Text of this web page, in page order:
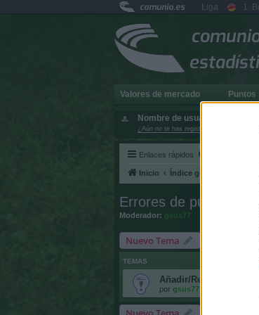
comunio.es Liga 1.
Valores de mercado Puntos
Nombre de usuario:
¿Aún no te has registrado?
Enlaces rápidos
Inicio Índice general
Errores de puntuación
Moderador: gsus77
Nuevo Tema
TEMAS
Añadir/Restar puntos
por gsus77